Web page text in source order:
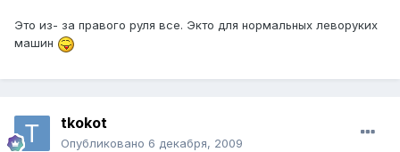
Это из- за правого руля все. Экто для нормальных леворуких
машин
tkokot
Опубликовано 6 декабря, 2009